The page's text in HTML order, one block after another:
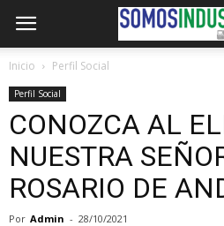
Inicio Perfil Social
Perfil Social
CONOZCA AL
NUESTRA
ROSARIO DE
Por Admin - 28/10/2021